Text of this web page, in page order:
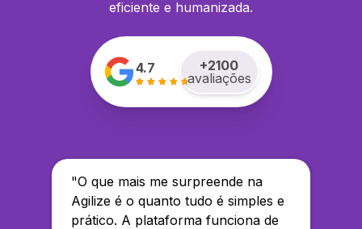
eficiente e humanizada.
4.7 +2100
avaliações
"O que mais me surpreende na
Agilize é o quanto tudo é simples e
prático. A plataforma funciona de